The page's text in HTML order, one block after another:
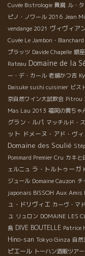
Cuvée Bistrologie 貴腐 ル・
ピノ・ノワール 2016 Jean
vendange 2021 ヴィヴィア
Cuvée Le Jambon・Blanchard
プラッツ Davide Chapelle 銀
Rateau Domaine de la
ー・デ・カール 老舗かつ吉
Daisuke sushi cuisinier ビス
京自然ワイン大試飲会 Pitrou
Mas Lau 2013 福岡の黄ちゃ
グラン・ルパ マッチルド・
ット ドメーヌ・アド・ヴ
Domaine des Soulié
Pommard Premier Cru カキと
ェルニュ ラ・トルトゥーガ
ジュール Domaine Cauzon チ
japonais BISSOH Aux Amis
ュ・ドリヴィエ カーヴ・マ
ュ リュロン DOMAINE LES
島 DIVE BOUTELLE Patrice
Hino-san Tokyo Ginza 自
ピエール トーハン酒販ツアー